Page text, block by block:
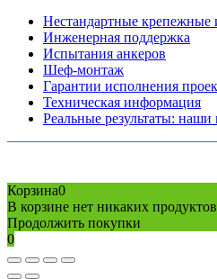
Нестандартные крепежные
Инженерная поддержка
Испытания анкеров
Шеф-монтаж
Гарантии исполнения
Техническая информация
Реальные результаты: наши
Корзина0
В корзине нет никаких
Продолжить покупки
0